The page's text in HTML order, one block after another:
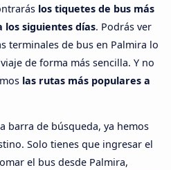
los tiquetes de bus más
los siguientes días. Podrás ver
terminales de bus en Palmira lo
de forma más sencilla. Y no
las rutas más populares a
barra de búsqueda, ya hemos
Solo tienes que ingresar el
el bus desde Palmira,